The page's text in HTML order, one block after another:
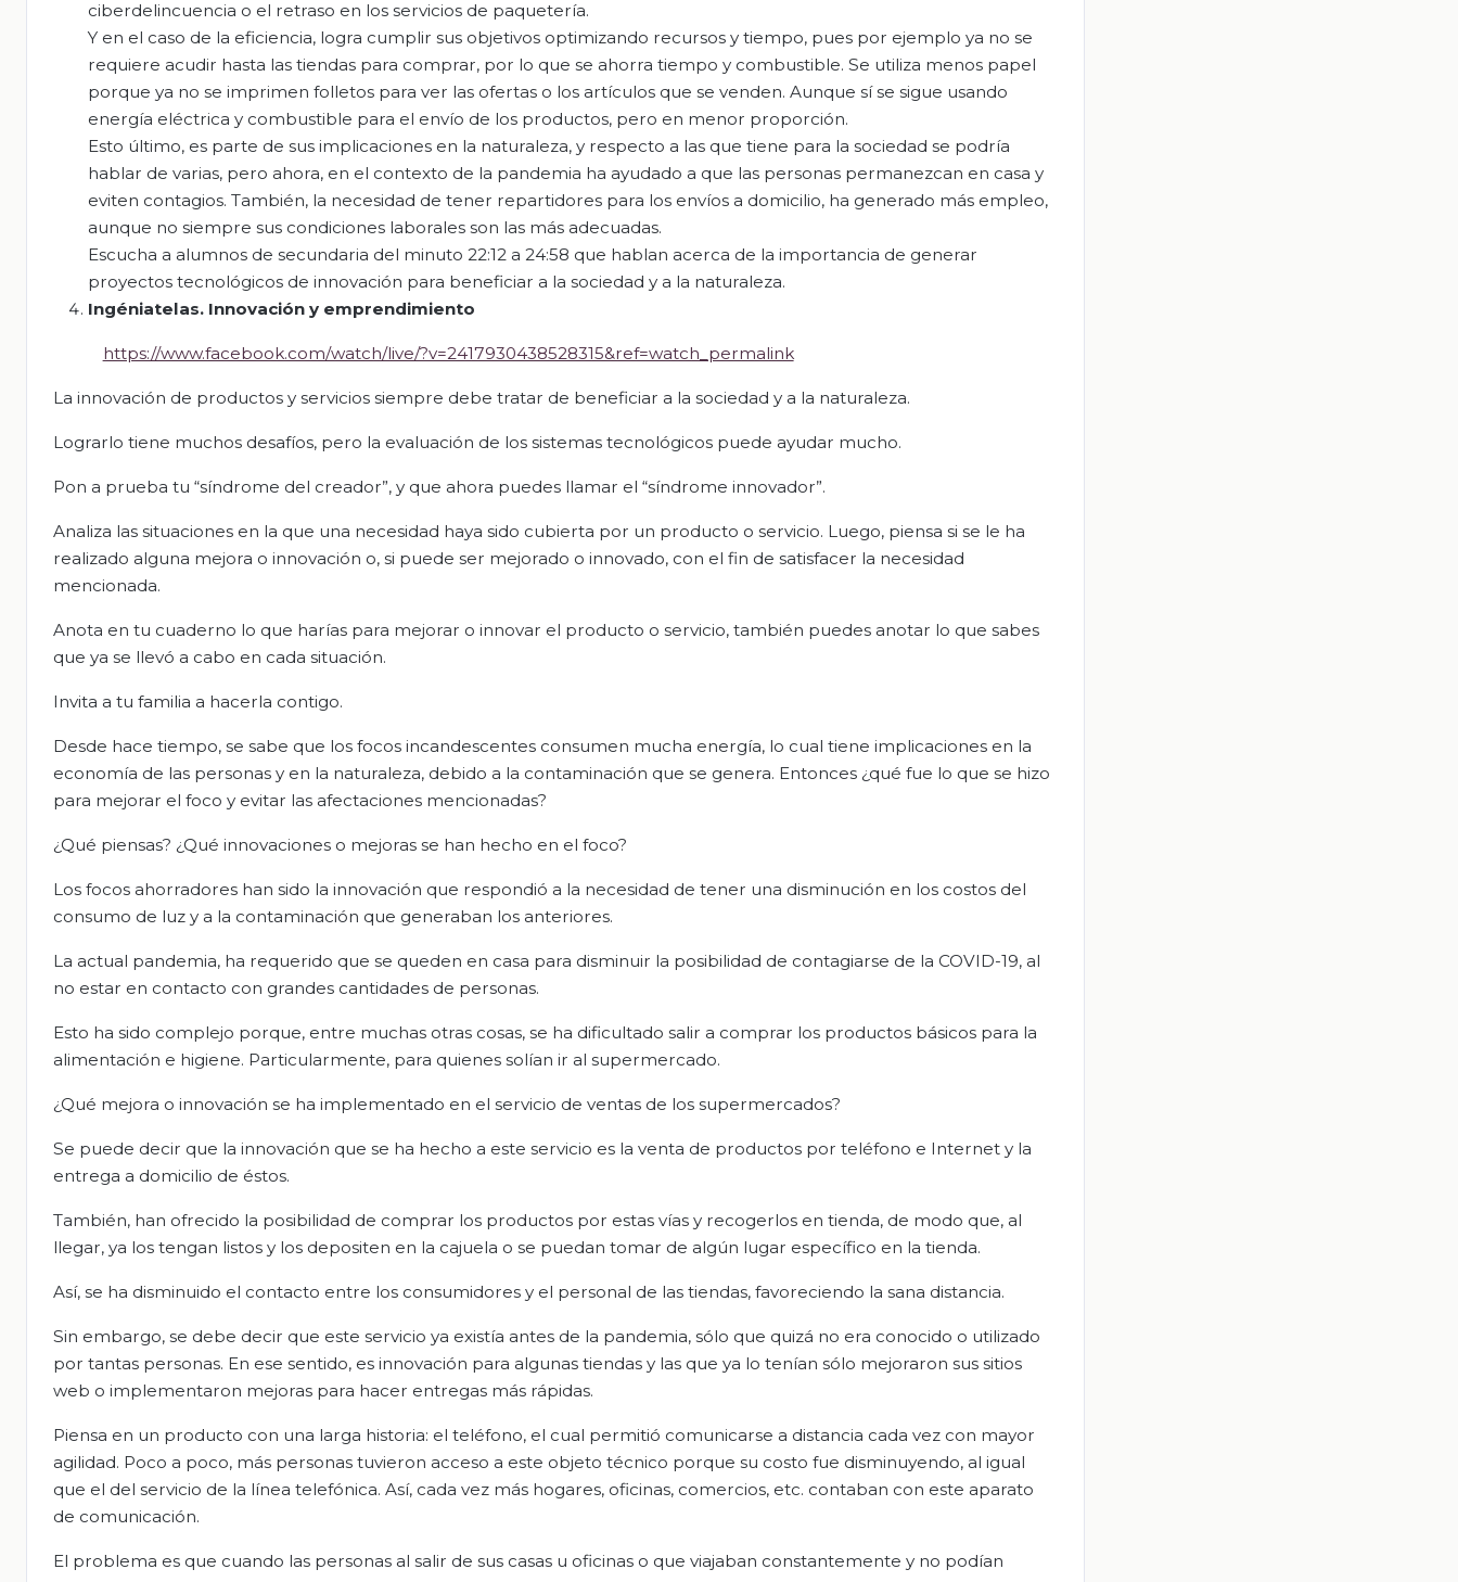
ciberdelincuencia o el retraso en los servicios de paquetería.
Y en el caso de la eficiencia, logra cumplir sus objetivos optimizando recursos y tiempo, pues por ejemplo ya no se
requiere acudir hasta las tiendas para comprar, por lo que se ahorra tiempo y combustible. Se utiliza menos papel
porque ya no se imprimen folletos para ver las ofertas o los artículos que se venden. Aunque sí se sigue usando
energía eléctrica y combustible para el envío de los productos, pero en menor proporción.
Esto último, es parte de sus implicaciones en la naturaleza, y respecto a las que tiene para la sociedad se podría
hablar de varias, pero ahora, en el contexto de la pandemia ha ayudado a que las personas permanezcan en casa y
eviten contagios. También, la necesidad de tener repartidores para los envíos a domicilio, ha generado más empleo,
aunque no siempre sus condiciones laborales son las más adecuadas.
Escucha a alumnos de secundaria del minuto 22:12 a 24:58 que hablan acerca de la importancia de generar
proyectos tecnológicos de innovación para beneficiar a la sociedad y a la naturaleza.
Ingéniatelas. Innovación y emprendimiento
https://www.facebook.com/watch/live/?v=2417930438528315&ref=watch_permalink
La innovación de productos y servicios siempre debe tratar de beneficiar a la sociedad y a la naturaleza.
Lograrlo tiene muchos desafíos, pero la evaluación de los sistemas tecnológicos puede ayudar mucho.
Pon a prueba tu “síndrome del creador”, y que ahora puedes llamar el “síndrome innovador”.
Analiza las situaciones en la que una necesidad haya sido cubierta por un producto o servicio. Luego, piensa si se le ha
realizado alguna mejora o innovación o, si puede ser mejorado o innovado, con el fin de satisfacer la necesidad
mencionada.
Anota en tu cuaderno lo que harías para mejorar o innovar el producto o servicio, también puedes anotar lo que sabes
que ya se llevó a cabo en cada situación.
Invita a tu familia a hacerla contigo.
Desde hace tiempo, se sabe que los focos incandescentes consumen mucha energía, lo cual tiene implicaciones en la
economía de las personas y en la naturaleza, debido a la contaminación que se genera. Entonces ¿qué fue lo que se hizo
para mejorar el foco y evitar las afectaciones mencionadas?
¿Qué piensas? ¿Qué innovaciones o mejoras se han hecho en el foco?
Los focos ahorradores han sido la innovación que respondió a la necesidad de tener una disminución en los costos del
consumo de luz y a la contaminación que generaban los anteriores.
La actual pandemia, ha requerido que se queden en casa para disminuir la posibilidad de contagiarse de la COVID-19, al
no estar en contacto con grandes cantidades de personas.
Esto ha sido complejo porque, entre muchas otras cosas, se ha dificultado salir a comprar los productos básicos para la
alimentación e higiene. Particularmente, para quienes solían ir al supermercado.
¿Qué mejora o innovación se ha implementado en el servicio de ventas de los supermercados?
Se puede decir que la innovación que se ha hecho a este servicio es la venta de productos por teléfono e Internet y la
entrega a domicilio de éstos.
También, han ofrecido la posibilidad de comprar los productos por estas vías y recogerlos en tienda, de modo que, al
llegar, ya los tengan listos y los depositen en la cajuela o se puedan tomar de algún lugar específico en la tienda.
Así, se ha disminuido el contacto entre los consumidores y el personal de las tiendas, favoreciendo la sana distancia.
Sin embargo, se debe decir que este servicio ya existía antes de la pandemia, sólo que quizá no era conocido o utilizado
por tantas personas. En ese sentido, es innovación para algunas tiendas y las que ya lo tenían sólo mejoraron sus sitios
web o implementaron mejoras para hacer entregas más rápidas.
Piensa en un producto con una larga historia: el teléfono, el cual permitió comunicarse a distancia cada vez con mayor
agilidad. Poco a poco, más personas tuvieron acceso a este objeto técnico porque su costo fue disminuyendo, al igual
que el del servicio de la línea telefónica. Así, cada vez más hogares, oficinas, comercios, etc. contaban con este aparato
de comunicación.
El problema es que cuando las personas al salir de sus casas u oficinas o que viajaban constantemente y no podían